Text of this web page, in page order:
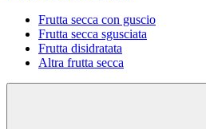
Frutta secca con guscio
Frutta secca sgusciata
Frutta disidratata
Altra frutta secca